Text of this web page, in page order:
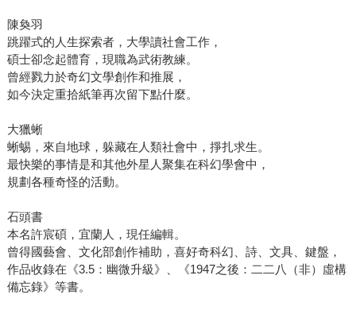
陳奐羽
跳躍式的人生探索者，大學讀社會工作，
碩士卻念起體育，現職為武術教練。
曾經戮力於奇幻文學創作和推展，
如今決定重拾紙筆再次留下點什麼。
大獵蜥
蜥蜴，來自地球，躲藏在人類社會中，掙扎求生。
最快樂的事情是和其他外星人聚集在科幻學會中，
規劃各種奇怪的活動。
石頭書
本名許宸碩，宜蘭人，現任編輯。
曾得國藝會、文化部創作補助，喜好奇科幻、詩、文具、鍵盤，
作品收錄在《3.5：幽微升級》、《1947之後：二二八（非）虛構
備忘錄》等書。